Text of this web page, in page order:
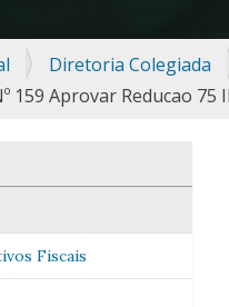
Diretoria Colegiada
159 Aprovar Reducao
Fiscais